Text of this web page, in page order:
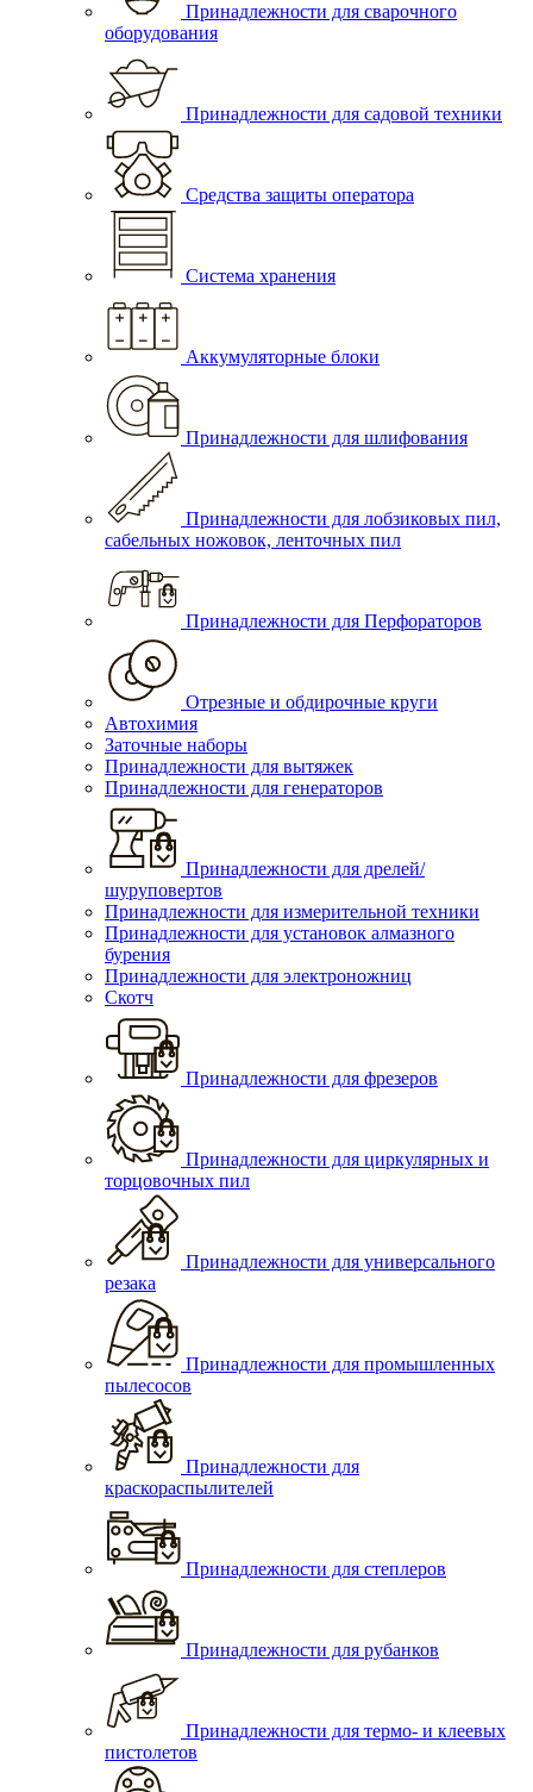
Принадлежности для сварочного
оборудования
Принадлежности для садовой техники
Средства защиты оператора
Система хранения
Аккумуляторные блоки
Принадлежности для шлифования
Принадлежности для лобзиковых пил,
сабельных ножовок, ленточных пил
Принадлежности для Перфораторов
Отрезные и обдирочные круги
Автохимия
Заточные наборы
Принадлежности для вытяжек
Принадлежности для генераторов
Принадлежности для дрелей/
шуруповертов
Принадлежности для измерительной техники
Принадлежности для установок алмазного
бурения
Принадлежности для электроножниц
Скотч
Принадлежности для фрезеров
Принадлежности для циркулярных и
торцовочных пил
Принадлежности для универсального
резака
Принадлежности для промышленных
пылесосов
Принадлежности для
краскораспылителей
Принадлежности для степлеров
Принадлежности для рубанков
Принадлежности для термо- и клеевых
пистолетов